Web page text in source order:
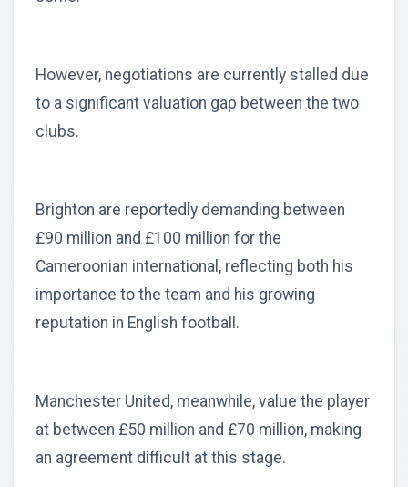
However, negotiations are currently stalled due
to a significant valuation gap between the two
clubs.
Brighton are reportedly demanding between
£90 million and £100 million for the
Cameroonian international, reflecting both his
importance to the team and his growing
reputation in English football.
Manchester United, meanwhile, value the player
at between £50 million and £70 million, making
an agreement difficult at this stage.